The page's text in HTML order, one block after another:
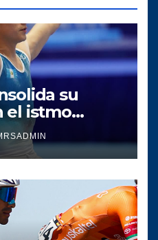
su
el istmo
tras una
en los
y